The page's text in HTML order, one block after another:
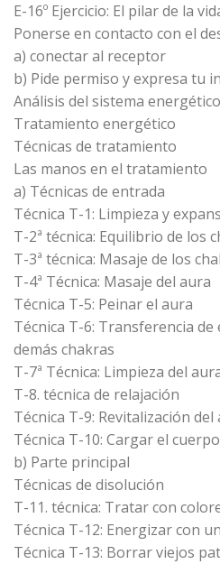
E-16º Ejercicio: El pilar de la
Ponerse en contacto con el
a) conectar al receptor
b) Pide permiso y expresa tu
Análisis del sistema
Tratamiento energético
Técnicas de tratamiento
Las manos en el tratamiento
a) Técnicas de entrada
Técnica T-1: Limpieza y
T-2ª técnica: Equilibrio de los
T-3ª técnica: Masaje de los
T-4ª Técnica: Masaje del aura
Técnica T-5: Peinar el aura
Técnica T-6: Transferencia
demás chakras
T-7ª Técnica: Limpieza del
T-8. técnica de relajación
Técnica T-9: Revitalización del
Técnica T-10: Cargar el
b) Parte principal
Técnicas de disolución
T-11. técnica: Tratar con
Técnica T-12: Energizar con
Técnica T-13: Borrar viejos